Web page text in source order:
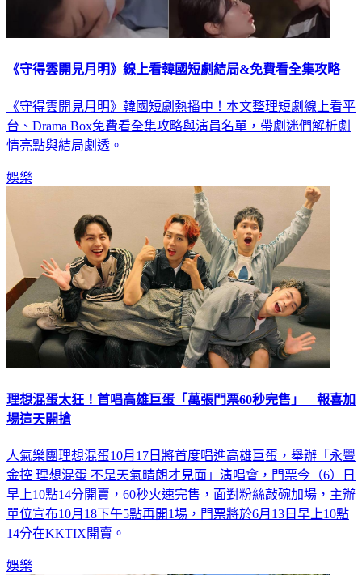
《守得雲開見月明》線上看韓國短劇結局&免費看全集攻略
《守得雲開見月明》韓國短劇熱播中！本文整理短劇線上看平
台、Drama Box免費看全集攻略與演員名單，帶劇迷們解析劇
情亮點與結局劇透。
娛樂
理想混蛋太狂！首唱高雄巨蛋「萬張門票60秒完售」 報喜加
場這天開搶
人氣樂團理想混蛋10月17日將首度唱進高雄巨蛋，舉辦「永豐
金控 理想混蛋 不是天氣晴朗才見面」演唱會，門票今（6）日
早上10點14分開賣，60秒火速完售，面對粉絲敲碗加場，主辦
單位宣布10月18下午5點再開1場，門票將於6月13日早上10點
14分在KKTIX開賣。
娛樂